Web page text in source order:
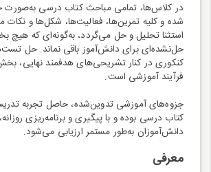
در کلاس‌ها، تمامی مباحث کتاب درسی
شده و کلیه تمرین‌ها، فعالیت‌ها، شکل‌ها و نکات
استثنا تحلیل و حل می‌گردد، به‌گونه‌ای که هیچ
حل‌نشده‌ای برای دانش‌آموز باقی نماند. حل
کنکوری در کنار تشریحی‌های هدفمند نهایی،
فرآیند آموزشی است.
جزوه‌های آموزشی تدوین‌شده، حاصل تجربه
کتاب درسی بوده و با پیگیری و برنامه‌ریزی
دانش‌آموزان به‌طور مستمر ارزیابی می‌شود.
معرفی